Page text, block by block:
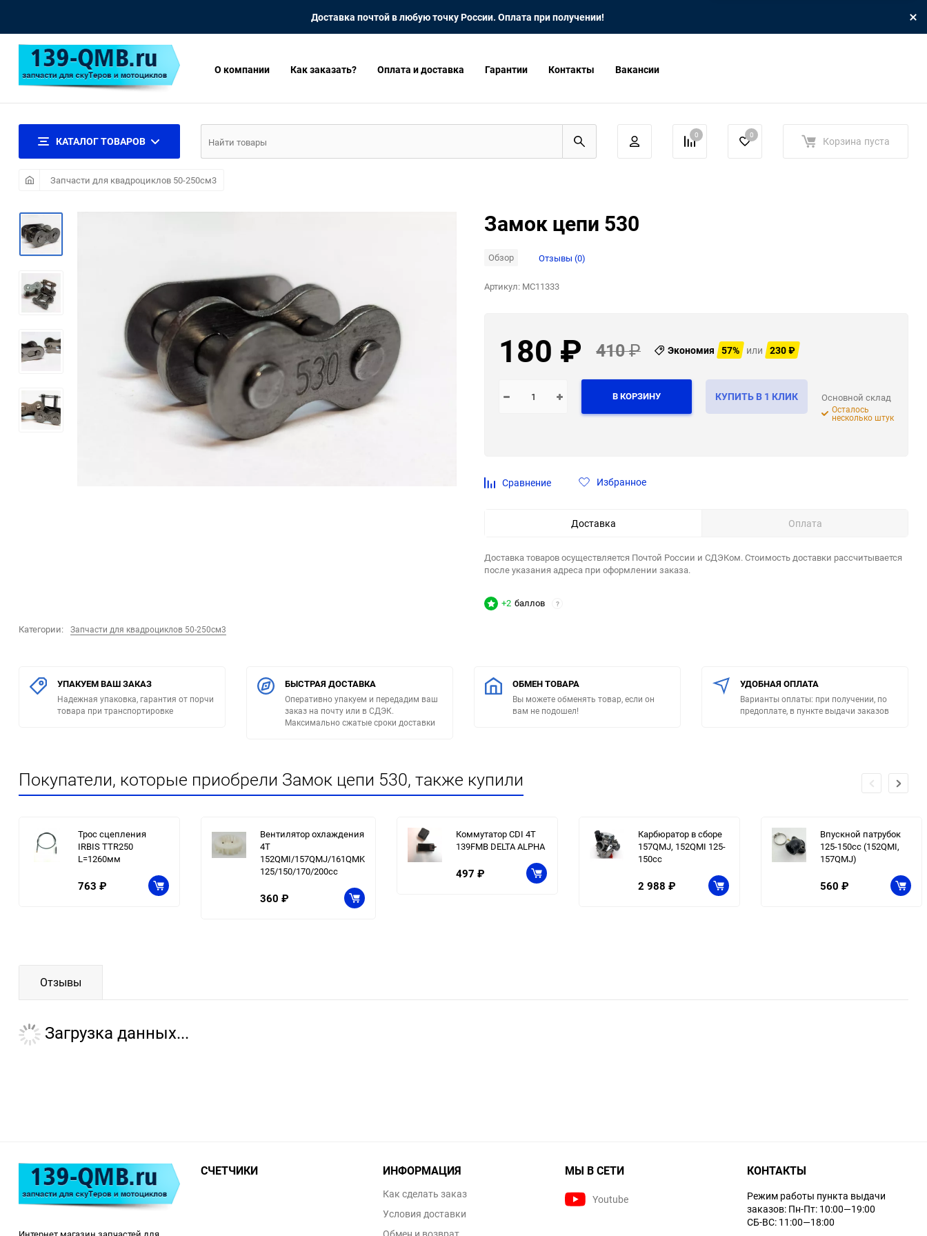
Доставка почтой в любую точку России. Оплата при получении!
О компании Как заказать? Оплата и доставка Гарантии Контакты Вакансии
КАТАЛОГ ТОВАРОВ 0 0 Корзина пуста
Запчасти для квадроциклов 50-250см3
Категории: Запчасти для квадроциклов 50-250см3
Замок цепи 530
Обзор Отзывы (0)
Артикул: MC11333
180 ₽ 410₽ Экономия 57% или 230₽
В КОРЗИНУ КУПИТЬ В 1 КЛИК Основной склад
Осталось
несколько штук
Сравнение Избранное
Доставка Оплата
Доставка товаров осуществляется Почтой России и СДЭКом. Стоимость доставки рассчитывается
после указания адреса при оформлении заказа.
+2 баллов ?
УПАКУЕМ ВАШ ЗАКАЗ
Надежная упаковка, гарантия от порчи
товара при транспортировке
БЫСТРАЯ ДОСТАВКА
Оперативно упакуем и передадим ваш
заказ на почту или в СДЭК.
Максимально сжатые сроки доставки
ОБМЕН ТОВАРА
Вы можете обменять товар, если он
вам не подошел!
УДОБНАЯ ОПЛАТА
Варианты оплаты: при получении, по
предоплате, в пункте выдачи заказов
Покупатели, которые приобрели Замок цепи 530, также купили
Трос сцепления
IRBIS TTR250
L=1260мм
763 ₽
Вентилятор охлаждения
4T
152QMI/157QMJ/161QMK
125/150/170/200cc
360 ₽
Коммутатор CDI 4T
139FMB DELTA ALPHA
497 ₽
Карбюратор в сборе
157QMJ, 152QMI 125-
150cc
2 988 ₽
Впускной патрубок
125-150cc (152QMI,
157QMJ)
560 ₽
Отзывы
Загрузка данных...
СЧЕТЧИКИ ИНФОРМАЦИЯ
Как сделать заказ
Условия доставки
МЫ В СЕТИ
Youtube
КОНТАКТЫ
Режим работы пункта выдачи
заказов: Пн-Пт: 10:00—19:00
СБ-ВС: 11:00—18:00